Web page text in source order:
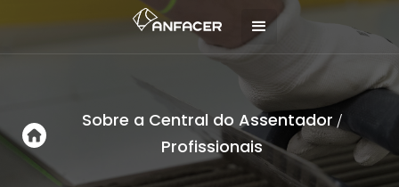
Sobre a Central do Assentador /
Profissionais